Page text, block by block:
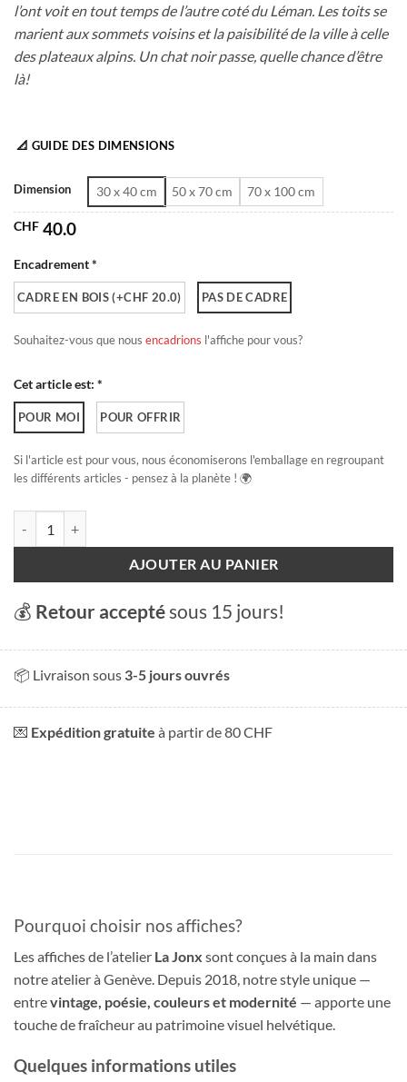
l’ont voit en tout temps de l’autre coté du Léman. Les toits se
marient aux sommets voisins et la paisibilité de la ville à celle
des plateaux alpins. Un chat noir passe, quelle chance d’être
là!
📐 GUIDE DES DIMENSIONS
Dimension 30 x 40 cm 50 x 70 cm 70 x 100 cm
CHF 40.0
Encadrement *
CADRE EN BOIS (+CHF 20.0) PAS DE CADRE
Souhaitez-vous que nous encadrions l'affiche pour vous?
Cet article est: *
POUR MOI POUR OFFRIR
Si l'article est pour vous, nous économiserons l'emballage en regroupant
les différents articles - pensez à la planète ! 🌍
AJOUTER AU PANIER
💰 Retour acceptésous 15 jours!
📦 Livraison sous 3-5 jours ouvrés
💌 Expédition gratuite à partir de 80 CHF
Pourquoi choisir nos affiches?
Les affiches de l’atelier La Jonx sont conçues à la main dans
notre atelier à Genève. Depuis 2018, notre style unique —
entrevintage, poésie, couleurs et modernité — apporte une
touche de fraîcheur au patrimoine visuel helvétique.
Quelques informations utiles